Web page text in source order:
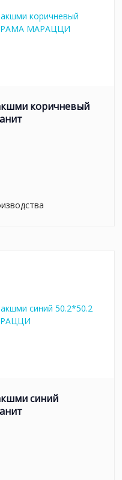
коричневый
синий